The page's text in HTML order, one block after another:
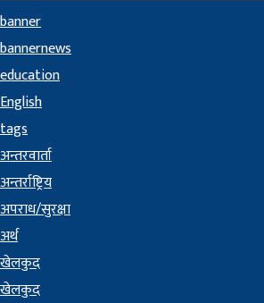
banner
bannernews
education
English
tags
अन्तरवार्ता
अन्तर्राष्ट्रिय
अपराध/सुरक्षा
अर्थ
खेलकुद
खेलकुद